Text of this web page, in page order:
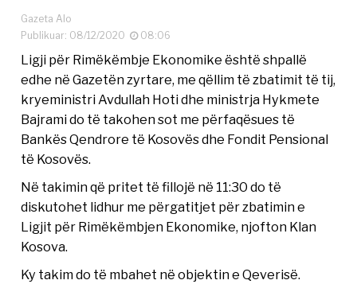
Gazeta Alo
Publikuar: 08/12/2020
08:06
Ligji për Rimëkëmbje Ekonomike është shpallë
edhe në Gazetën zyrtare, me qëllim të zbatimit të tij,
kryeministri Avdullah Hoti dhe ministrja Hykmete
Bajrami do të takohen sot me përfaqësues të
Bankës Qendrore të Kosovës dhe Fondit Pensional
të Kosovës.
Në takimin që pritet të fillojë në 11:30 do të
diskutohet lidhur me përgatitjet për zbatimin e
Ligjit për Rimëkëmbjen Ekonomike, njofton Klan
Kosova.
Ky takim do të mbahet në objektin e Qeverisë.